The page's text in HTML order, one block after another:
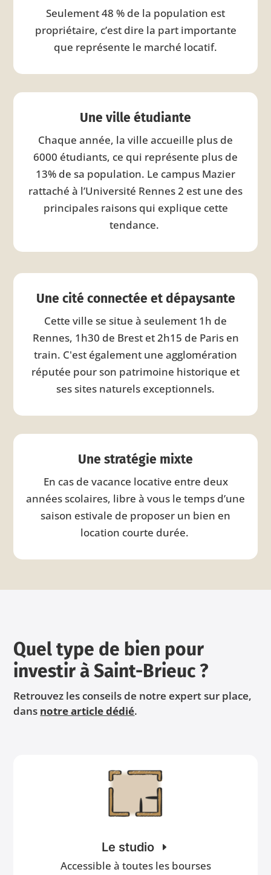
Seulement 48 % de la population est
propriétaire, c’est dire la part importante
que représente le marché locatif.
Une ville étudiante
Chaque année, la ville accueille plus de
6000 étudiants, ce qui représente plus de
13% de sa population. Le campus Mazier
rattaché à l’Université Rennes 2 est une des
principales raisons qui explique cette
tendance.
Une cité connectée et dépaysante
Cette ville se situe à seulement 1h de
Rennes, 1h30 de Brest et 2h15 de Paris en
train. C'est également une agglomération
réputée pour son patrimoine historique et
ses sites naturels exceptionnels.
Une stratégie mixte
En cas de vacance locative entre deux
années scolaires, libre à vous le temps d’une
saison estivale de proposer un bien en
location courte durée.
Quel type de bien pour
investir à Saint-Brieuc ?
Retrouvez les conseils de notre expert sur place,
dans notre article dédié.
Le studio
Accessible à toutes les bourses